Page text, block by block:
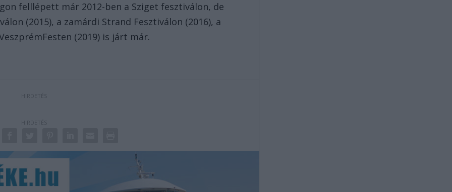
felllépett már 2012-ben a Sziget fesztiválon, de
(2015), a zamárdi Strand Fesztiválon (2016), a
(2019) is járt már.